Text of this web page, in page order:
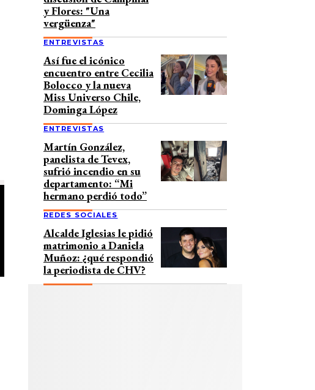
y Flores: "Una
vergüenza"
ENTREVISTAS
Así fue el icónico
encuentro entre Cecilia
Bolocco y la nueva
Miss Universo Chile,
Dominga López
ENTREVISTAS
Martín González,
panelista de Tevex,
sufrió incendio en su
departamento: “Mi
hermano perdió todo”
REDES SOCIALES
Alcalde Iglesias le pidió
matrimonio a Daniela
Muñoz: ¿qué respondió
la periodista de CHV?